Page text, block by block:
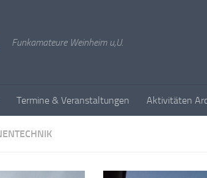
Funkamateure Weinheim u,U.
Termine & Veranstaltungen Aktivitäten